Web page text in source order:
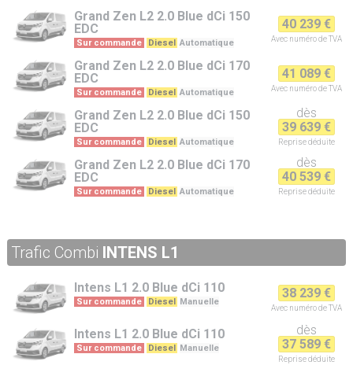
Grand Zen L2 2.0 Blue dCi 150
EDC
Sur commande Diesel Automatique
40 239 €
Avec numéro de TVA
Grand Zen L2 2.0 Blue dCi 170
EDC
Sur commande Diesel Automatique
41 089 €
Avec numéro de TVA
Grand Zen L2 2.0 Blue dCi 150
EDC
Sur commande Diesel Automatique
dès
39 639 €
Reprisedéduite
Grand Zen L2 2.0 Blue dCi 170
EDC
Sur commande Diesel Automatique
dès
40 539 €
Reprisedéduite
Trafic Combi INTENS L1
Intens L1 2.0 Blue dCi 110
Sur commande Diesel Manuelle
38 239 €
Avec numéro de TVA
Intens L1 2.0 Blue dCi 110
Sur commande Diesel Manuelle
dès
37 589 €
Reprisedéduite